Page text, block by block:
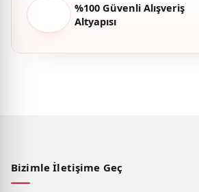
%100 Güvenli Alışveriş
Altyapısı
Bizimle İletişime Geç